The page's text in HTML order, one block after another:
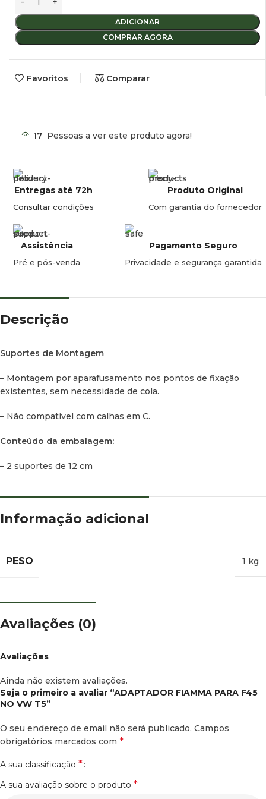
– 2 suportes de 12 cm
ADICIONAR
COMPRAR AGORA
Favoritos Comparar
17 Pessoas a ver este produto agora!
Entregas até 72h
Consultar condições
Produto Original
Com garantia do fornecedor
Assistência
Pré e pós-venda
Pagamento Seguro
Privacidade e segurança garantida
Descrição
Suportes de Montagem
– Montagem por aparafusamento nos pontos de fixação
existentes, sem necessidade de cola.
– Não compatível com calhas em C.
Conteúdo da embalagem:
– 2 suportes de 12 cm
Informação adicional
PESO 1 kg
Avaliações (0)
Avaliações
Ainda não existem avaliações.
Seja o primeiro a avaliar “ADAPTADOR FIAMMA PARA F45
NO VW T5”
O seu endereço de email não será publicado. Campos
obrigatórios marcados com *
A sua classificação *
A sua avaliação sobre o produto *